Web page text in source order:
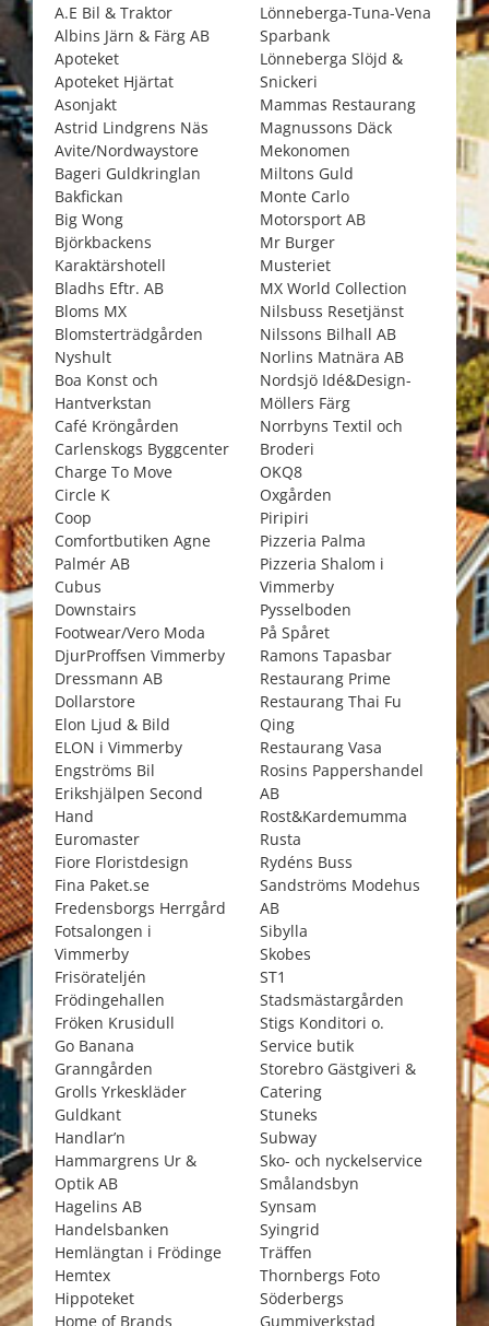
A.E Bil & Traktor
Albins Järn & Färg AB
Apoteket
Apoteket Hjärtat
Asonjakt
Astrid Lindgrens Näs
Avite/Nordwaystore
Bageri Guldkringlan
Bakfickan
Big Wong
Björkbackens
Karaktärshotell
Bladhs Eftr. AB
Bloms MX
Blomsterträdgården
Nyshult
Boa Konst och
Hantverkstan
Café Kröngården
Carlenskogs Byggcenter
Charge To Move
Circle K
Coop
Comfortbutiken Agne
Palmér AB
Cubus
Downstairs
Footwear/Vero Moda
DjurProffsen Vimmerby
Dressmann AB
Dollarstore
Elon Ljud & Bild
ELON i Vimmerby
Engströms Bil
Erikshjälpen Second
Hand
Euromaster
Fiore Floristdesign
Fina Paket.se
Fredensborgs Herrgård
Fotsalongen i
Vimmerby
Frisörateljén
Frödingehallen
Fröken Krusidull
Go Banana
Granngården
Grolls Yrkeskläder
Guldkant
Handlar’n
Hammargrens Ur &
Optik AB
Hagelins AB
Handelsbanken
Hemlängtan i Frödinge
Hemtex
Hippoteket
Home of Brands
Lönneberga-Tuna-Vena
Sparbank
Lönneberga Slöjd &
Snickeri
Mammas Restaurang
Magnussons Däck
Mekonomen
Miltons Guld
Monte Carlo
Motorsport AB
Mr Burger
Musteriet
MX World Collection
Nilsbuss Resetjänst
Nilssons Bilhall AB
Norlins Matnära AB
Nordsjö Idé&Design-
Möllers Färg
Norrbyns Textil och
Broderi
OKQ8
Oxgården
Piripiri
Pizzeria Palma
Pizzeria Shalom i
Vimmerby
Pysselboden
På Spåret
Ramons Tapasbar
Restaurang Prime
Restaurang Thai Fu
Qing
Restaurang Vasa
Rosins Pappershandel
AB
Rost&Kardemumma
Rusta
Rydéns Buss
Sandströms Modehus
AB
Sibylla
Skobes
ST1
Stadsmästargården
Stigs Konditori o.
Service butik
Storebro Gästgiveri &
Catering
Stuneks
Subway
Sko- och nyckelservice
Smålandsbyn
Synsam
Syingrid
Träffen
Thornbergs Foto
Söderbergs
Gummiverkstad